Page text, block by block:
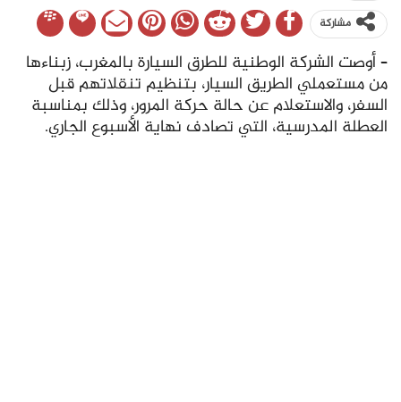
مشاركة
– أوصت الشركة الوطنية للطرق السيارة بالمغرب، زبناءها
من مستعملي الطريق السيار، بتنظيم تنقلاتهم قبل
السفر، والاستعلام عن حالة حركة المرور، وذلك بمناسبة
العطلة المدرسية، التي تصادف نهاية الأسبوع الجاري.